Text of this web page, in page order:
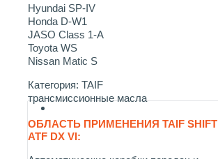
Hyundai SP-IV
Honda D-W1
JASO Class 1-A
Toyota WS
Nissan Matic S
Категория: TAIF
трансмиссионные масла
ОБЛАСТЬ ПРИМЕНЕНИЯ TAIF SHIFT
ATF DX VI: